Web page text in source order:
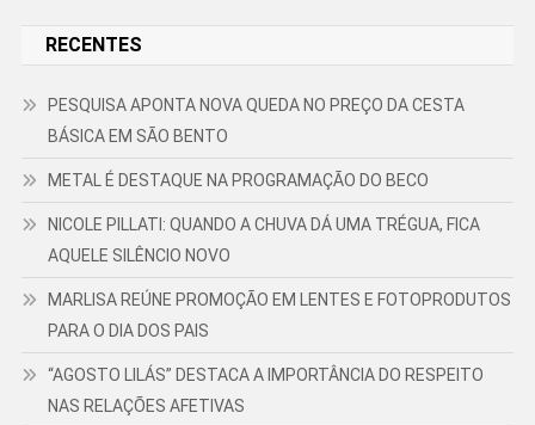
RECENTES
PESQUISA APONTA NOVA QUEDA NO PREÇO DA CESTA
BÁSICA EM SÃO BENTO
METAL É DESTAQUE NA PROGRAMAÇÃO DO BECO
NICOLE PILLATI: QUANDO A CHUVA DÁ UMA TRÉGUA, FICA
AQUELE SILÊNCIO NOVO
MARLISA REÚNE PROMOÇÃO EM LENTES E FOTOPRODUTOS
PARA O DIA DOS PAIS
“AGOSTO LILÁS” DESTACA A IMPORTÂNCIA DO RESPEITO
NAS RELAÇÕES AFETIVAS